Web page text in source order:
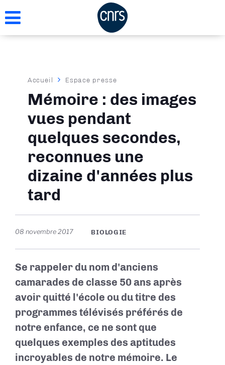
au
Fil
d'Ariane
Accueil Espace presse
Mémoire : des images
vues pendant
quelques secondes,
reconnues une
dizaine d'années plus
tard
08 novembre 2017 BIOLOGIE
Se rappeler du nom d'anciens
camarades de classe 50 ans après
avoir quitté l'école ou du titre des
programmes télévisés préférés de
notre enfance, ce ne sont que
quelques exemples des aptitudes
incroyables de notre mémoire. Le